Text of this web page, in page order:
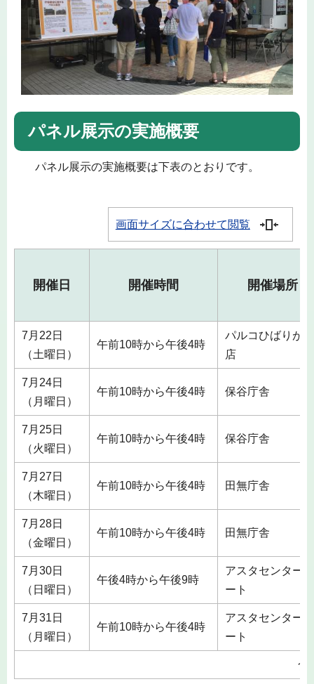
パネル展示の実施概要
パネル展示の実施概要は下表のとおりです。
画面サイズに合わせて閲覧
開催日 開催時間 開催場所
7月22日
（土曜日）
午前10時から午後4時
パルコひばりが丘
店
7月24日
（月曜日）
午前10時から午後4時 保谷庁舎
7月25日
（火曜日）
午前10時から午後4時 保谷庁舎
7月27日
（木曜日）
午前10時から午後4時 田無庁舎
7月28日
（金曜日）
午前10時から午後4時 田無庁舎
7月30日
（日曜日）
午後4時から午後9時
アスタセンターコ
ート
7月31日
（月曜日）
午前10時から午後4時
アスタセンターコ
ート
合